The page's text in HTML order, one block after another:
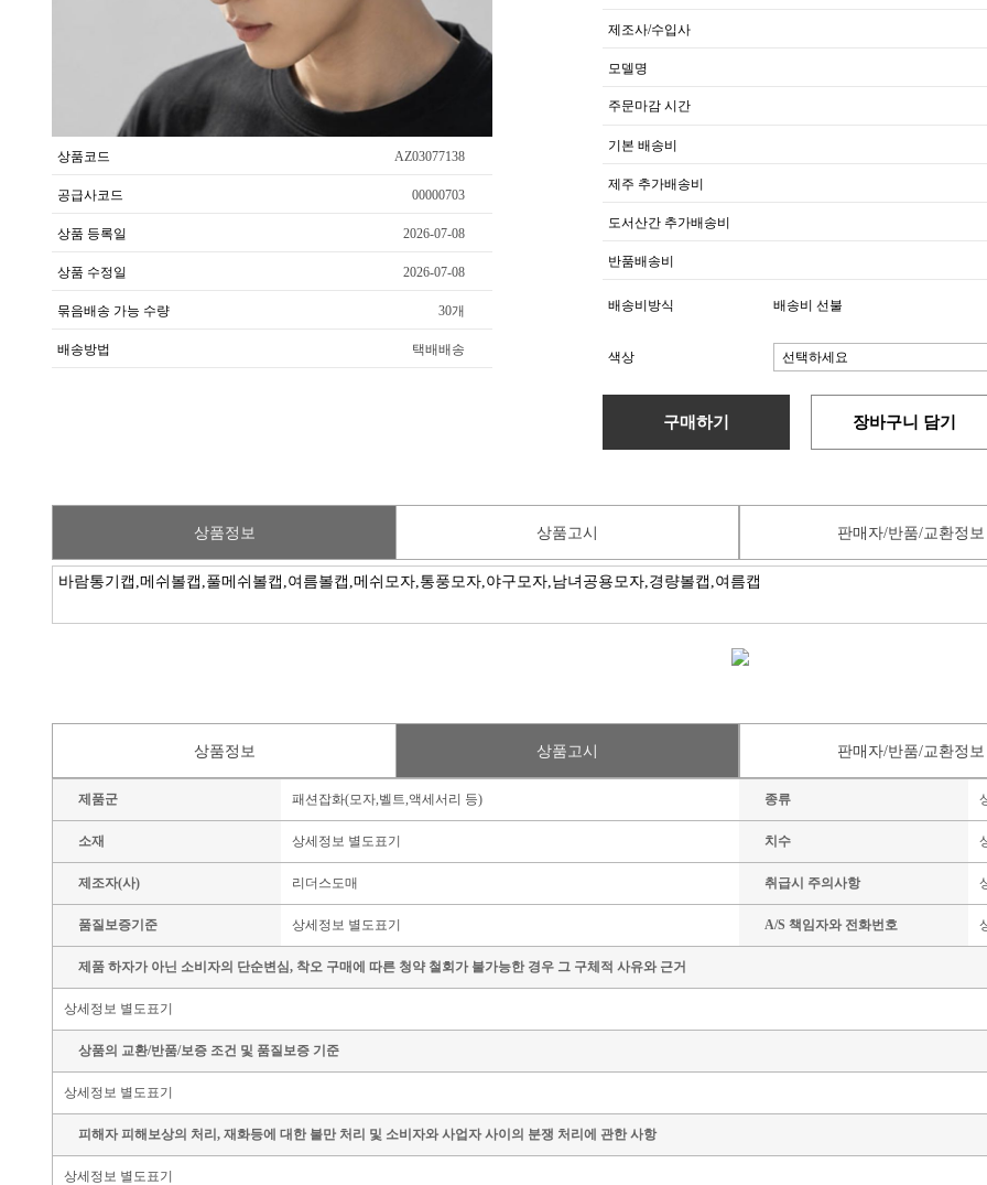
상품코드 AZ03077138
공급사코드 00000703
상품 등록일 2026-07-08
상품 수정일 2026-07-08
묶음배송 가능 수량 30개
배송방법 택배배송
제조사/수입사
모델명
주문마감 시간
기본 배송비
제주 추가배송비
도서산간 추가배송비
반품배송비
배송비방식 배송비 선불
색상
구매하기 장바구니 담기
상품정보 상품고시 판매자/반품/교환정보
상품정보 상품고시 판매자/반품/교환정보
제품군 패션잡화(모자,벨트,액세서리 등) 종류
소재 상세정보 별도표기 치수
제조자(사) 리더스도매 취급시 주의사항
품질보증기준 상세정보 별도표기 A/S 책임자와 전화번호
제품 하자가 아닌 소비자의 단순변심, 착오 구매에 따른 청약 철회가 불가능한 경우 그 구체적 사유와 근거
상세정보 별도표기
상품의 교환/반품/보증 조건 및 품질보증 기준
상세정보 별도표기
피해자 피해보상의 처리, 재화등에 대한 불만 처리 및 소비자와 사업자 사이의 분쟁 처리에 관한 사항
상세정보 별도표기